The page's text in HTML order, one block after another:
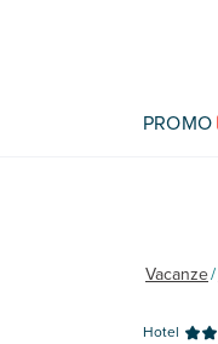
PROMO
Vacanze/
Hotel